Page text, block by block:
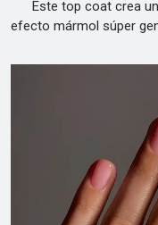
Este top coat crea
efecto mármol súper